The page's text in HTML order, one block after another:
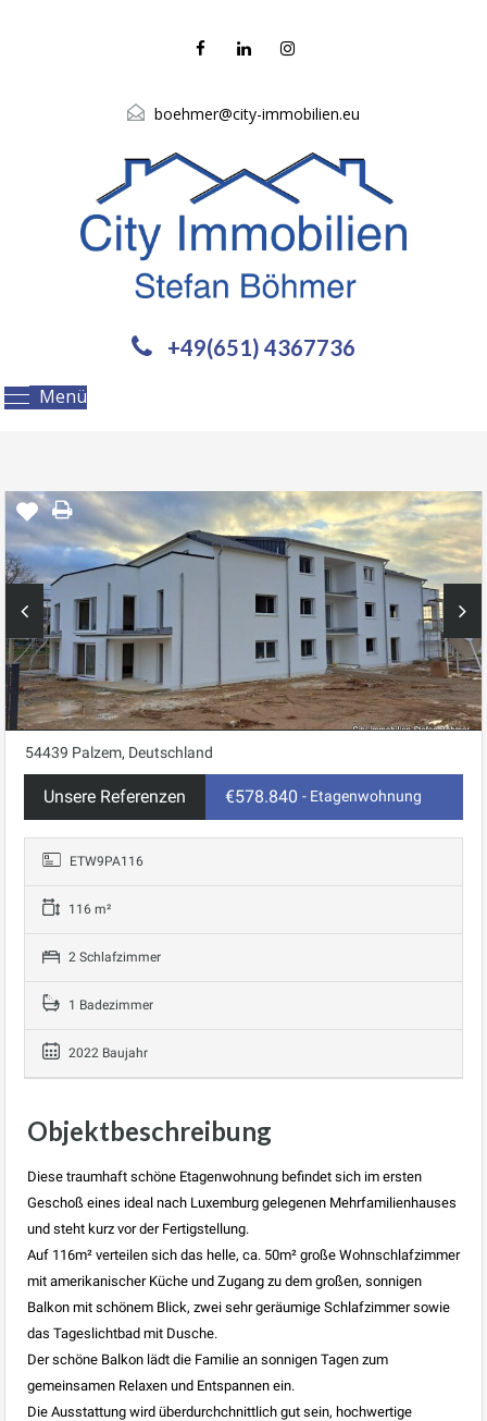
boehmer@city-immobilien.eu
Menü
+49(651) 4367736
54439 Palzem, Deutschland
Unsere Referenzen €578.840 - Etagenwohnung
ETW9PA116
116 m²
2 Schlafzimmer
1 Badezimmer
2022 Baujahr
Objektbeschreibung
Diese traumhaft schöne Etagenwohnung befindet sich im ersten
Geschoß eines ideal nach Luxemburg gelegenen Mehrfamilienhauses
und steht kurz vor der Fertigstellung.
Auf 116m² verteilen sich das helle, ca. 50m² große Wohnschlafzimmer
mit amerikanischer Küche und Zugang zu dem großen, sonnigen
Balkon mit schönem Blick, zwei sehr geräumige Schlafzimmer sowie
das Tageslichtbad mit Dusche.
Der schöne Balkon lädt die Familie an sonnigen Tagen zum
gemeinsamen Relaxen und Entspannen ein.
Die Ausstattung wird überdurchchnittlich gut sein, hochwertige